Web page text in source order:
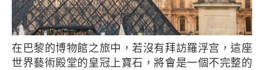
在巴黎的博物館之旅中，若沒有拜訪羅浮宫，這座
世界藝術殿堂的皇冠上寶石，將會是一個不完整的